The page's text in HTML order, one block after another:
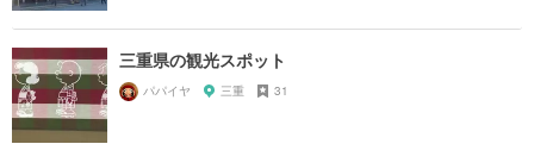
三重県の観光スポット
パパイヤ 三重 31